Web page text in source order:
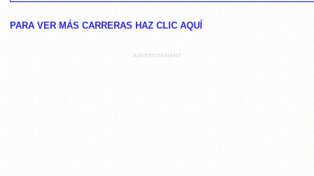
PARA VER MÁS CARRERAS HAZ CLIC AQUĺ
ADVERTISEMENT